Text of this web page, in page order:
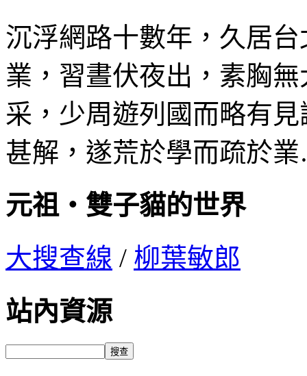
沉浮網路十數年，久居
業，習晝伏夜出，素胸
采，少周遊列國而略有
甚解，遂荒於學而疏於
元祖‧雙子貓的世界
大搜查線 / 柳葉敏郎
站內資源